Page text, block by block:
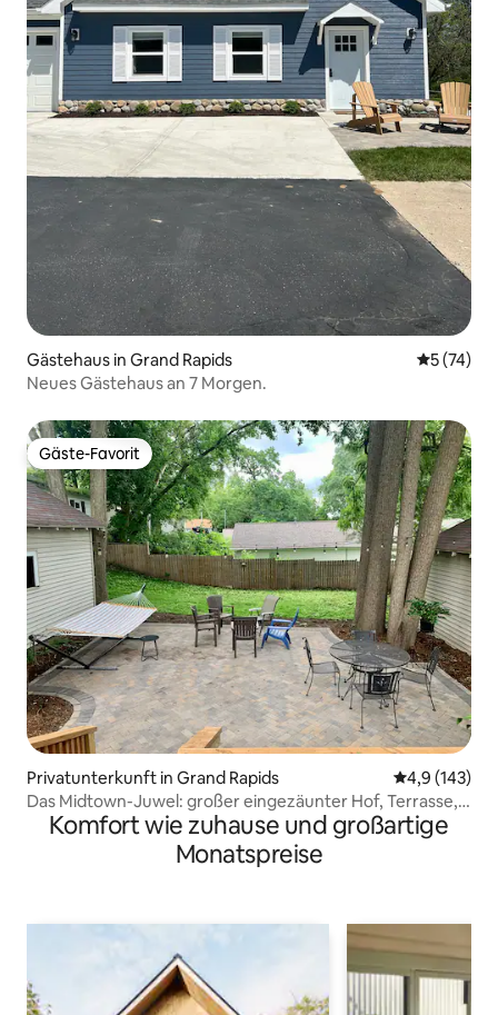
Gästehaus in Grand Rapids
5 (74)
Neues Gästehaus an 7 Morgen.
Gäste-Favorit
Gäste-Favorit
Privatunterkunft in Grand Rapids
4,9 (143)
Das Midtown-Juwel: großer eingezäunter Hof, Terrasse,
Parkplatz!
Komfort wie zuhause und großartige
Monatspreise